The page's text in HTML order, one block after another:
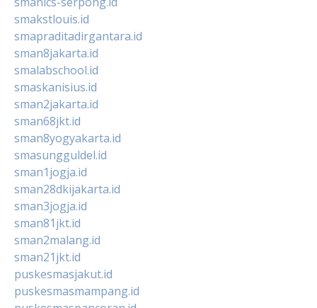
smakstlouis.id
smapraditadirgantara.id
sman8jakarta.id
smalabschool.id
smaskanisius.id
sman2jakarta.id
sman68jkt.id
sman8yogyakarta.id
smasungguldel.id
sman1jogja.id
sman28dkijakarta.id
sman3jogja.id
sman81jkt.id
sman2malang.id
sman21jkt.id
puskesmasjakut.id
puskesmasmampang.id